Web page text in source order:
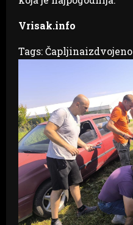
Vrisak.info
Tags:Čapljinaizdvojeno